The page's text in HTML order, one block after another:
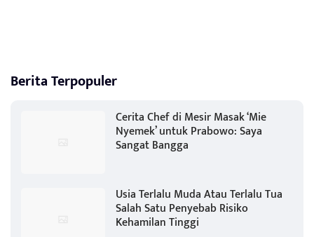
Berita Terpopuler
Cerita Chef di Mesir Masak ‘Mie
Nyemek’ untuk Prabowo: Saya
Sangat Bangga
Usia Terlalu Muda Atau Terlalu Tua
Salah Satu Penyebab Risiko
Kehamilan Tinggi